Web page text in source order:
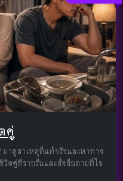
คู่
าดูสาเหตุที่แท้จริงและหาทาง
วิตคู่ที่ราบรื่นและยั่งยืนตามที่ใจ